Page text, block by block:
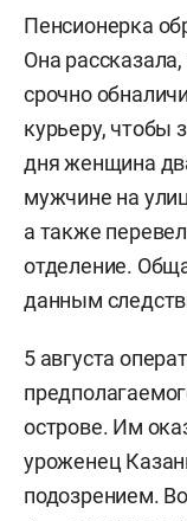
Пенсионерка
Она
срочно
курьеру, чтобы
дня женщина
мужчине на
а также
отделение.
данным
5 августа
острове. Им
уроженец
подозрением.